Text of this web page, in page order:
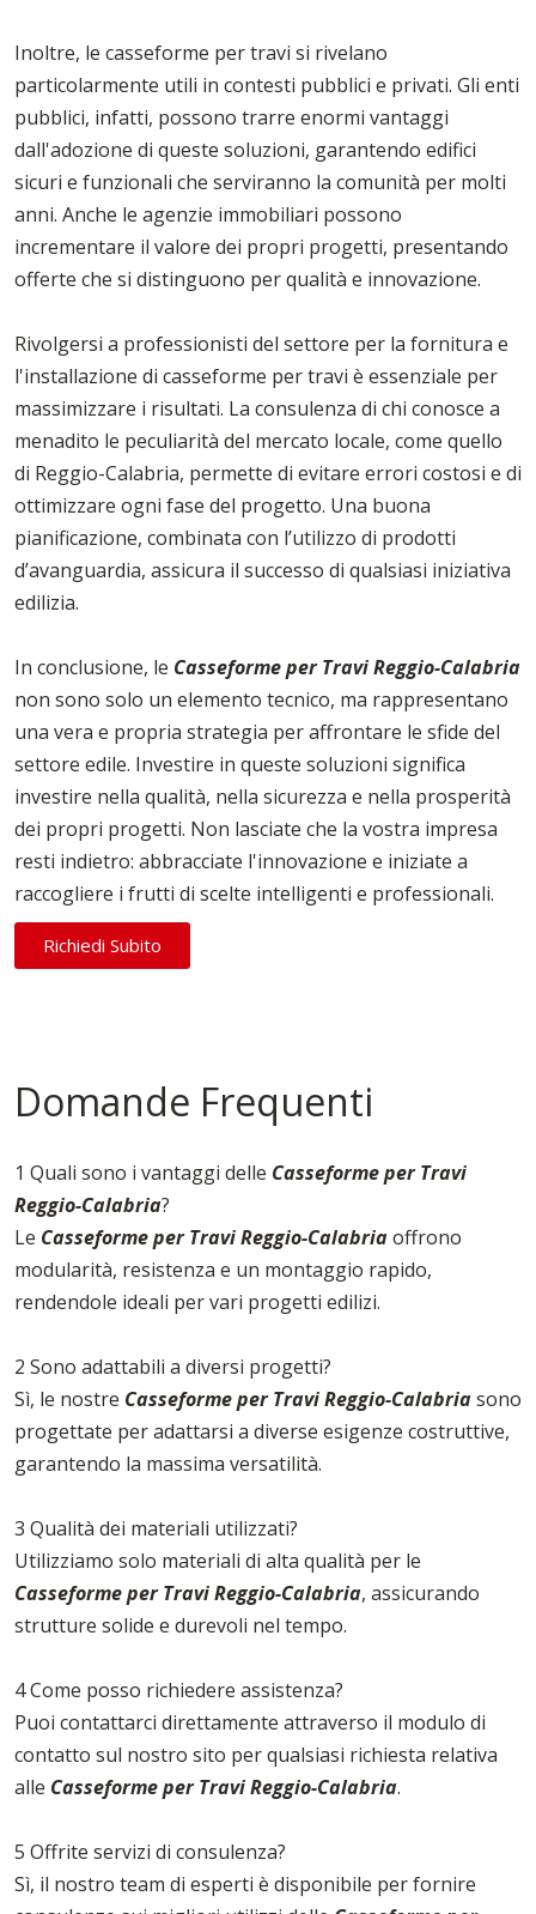
Inoltre, le casseforme per travi si rivelano
particolarmente utili in contesti pubblici e privati. Gli enti
pubblici, infatti, possono trarre enormi vantaggi
dall'adozione di queste soluzioni, garantendo edifici
sicuri e funzionali che serviranno la comunità per molti
anni. Anche le agenzie immobiliari possono
incrementare il valore dei propri progetti, presentando
offerte che si distinguono per qualità e innovazione.
Rivolgersi a professionisti del settore per la fornitura e
l'installazione di casseforme per travi è essenziale per
massimizzare i risultati. La consulenza di chi conosce a
menadito le peculiarità del mercato locale, come quello
di Reggio-Calabria, permette di evitare errori costosi e di
ottimizzare ogni fase del progetto. Una buona
pianificazione, combinata con l’utilizzo di prodotti
d’avanguardia, assicura il successo di qualsiasi iniziativa
edilizia.
In conclusione, le Casseforme per Travi Reggio-Calabria
non sono solo un elemento tecnico, ma rappresentano
una vera e propria strategia per affrontare le sfide del
settore edile. Investire in queste soluzioni significa
investire nella qualità, nella sicurezza e nella prosperità
dei propri progetti. Non lasciate che la vostra impresa
resti indietro: abbracciate l'innovazione e iniziate a
raccogliere i frutti di scelte intelligenti e professionali.
Richiedi Subito
Domande Frequenti
1 Quali sono i vantaggi delle Casseforme per Travi
Reggio-Calabria?
Le Casseforme per Travi Reggio-Calabriaoffrono
modularità, resistenza e un montaggio rapido,
rendendole ideali per vari progetti edilizi.
2 Sono adattabili a diversi progetti?
Sì, le nostre Casseforme per Travi Reggio-Calabriasono
progettate per adattarsi a diverse esigenze costruttive,
garantendo la massima versatilità.
3 Qualità dei materiali utilizzati?
Utilizziamo solo materiali di alta qualità per le
Casseforme per Travi Reggio-Calabria, assicurando
strutture solide e durevoli nel tempo.
4 Come posso richiedere assistenza?
Puoi contattarci direttamente attraverso il modulo di
contatto sul nostro sito per qualsiasi richiesta relativa
alle Casseforme per Travi Reggio-Calabria.
5 Offrite servizi di consulenza?
Sì, il nostro team di esperti è disponibile per fornire